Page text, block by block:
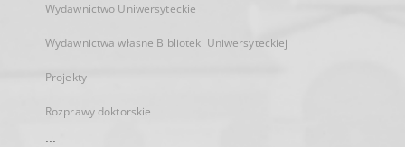
Wydawnictwo Uniwersyteckie
Wydawnictwa własne Biblioteki Uniwersyteckiej
Projekty
Rozprawy doktorskie
...